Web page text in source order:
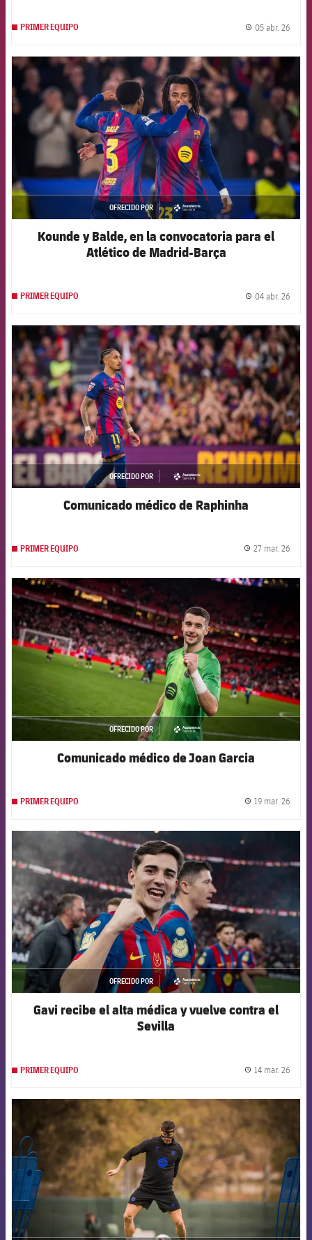
PRIMER EQUIPO 05 abr. 26
FCB Barcelona badge
OFRECIDO POR
asistencia
Kounde y Balde, en la convocatoria para el
Atlético de Madrid-Barça
PRIMER EQUIPO 04 abr. 26
FCB Barcelona badge
OFRECIDO POR
asistencia
Comunicado médico de Raphinha
PRIMER EQUIPO 27 mar. 26
FCB Barcelona badge
OFRECIDO POR
asistencia
Comunicado médico de Joan Garcia
PRIMER EQUIPO 19 mar. 26
FCB Barcelona badge
OFRECIDO POR
asistencia
Gavi recibe el alta médica y vuelve contra el
Sevilla
PRIMER EQUIPO 14 mar. 26
FCB Barcelona badge